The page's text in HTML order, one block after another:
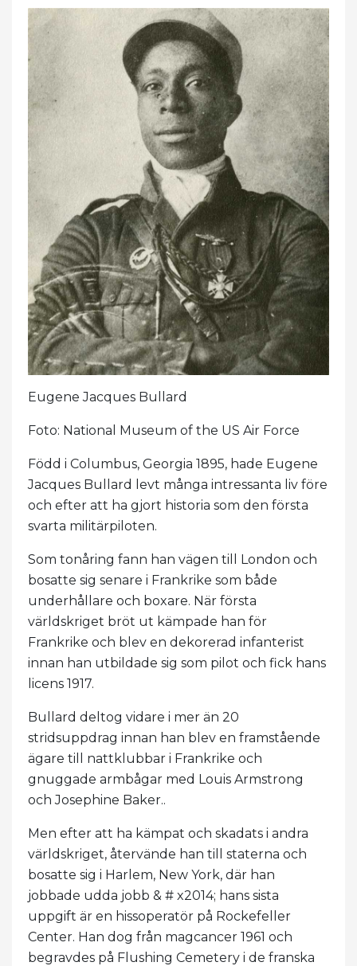
Eugene Jacques Bullard
Foto: National Museum of the US Air Force
Född i Columbus, Georgia 1895, hade Eugene
Jacques Bullard levt många intressanta liv före
och efter att ha gjort historia som den första
svarta militärpiloten.
Som tonåring fann han vägen till London och
bosatte sig senare i Frankrike som både
underhållare och boxare. När första
världskriget bröt ut kämpade han för
Frankrike och blev en dekorerad infanterist
innan han utbildade sig som pilot och fick hans
licens 1917.
Bullard deltog vidare i mer än 20
stridsuppdrag innan han blev en framstående
ägare till nattklubbar i Frankrike och
gnuggade armbågar med Louis Armstrong
och Josephine Baker..
Men efter att ha kämpat och skadats i andra
världskriget, återvände han till staterna och
bosatte sig i Harlem, New York, där han
jobbade udda jobb & # x2014; hans sista
uppgift är en hissoperatör på Rockefeller
Center. Han dog från magcancer 1961 och
begravdes på Flushing Cemetery i de franska